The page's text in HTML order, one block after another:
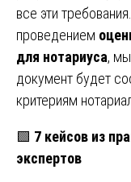
все эти
проведением
для нотариуса,
документ будет
критериям
🟩 7 кейсов из
экспертов